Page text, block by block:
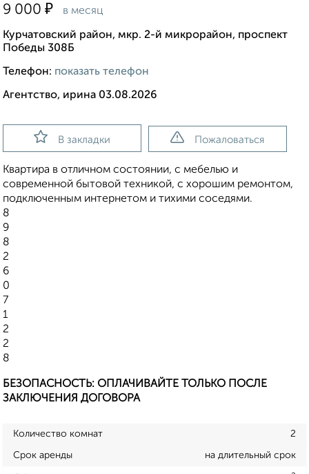
9 000 ₽ в месяц
Курчатовский район, мкр. 2-й микрорайон, проспект
Победы 308Б
Телефон: показать телефон
Агентство, ирина 03.08.2026
В закладки Пожаловаться
Квартира в отличном состоянии, с мебелью и
современной бытовой техникой, с хорошим ремонтом,
подключенным интернетом и тихими соседями.
8
9
8
2
6
0
7
1
2
2
8
БЕЗОПАСНОСТЬ: ОПЛАЧИВАЙТЕ ТОЛЬКО ПОСЛЕ
ЗАКЛЮЧЕНИЯ ДОГОВОРА
Количество комнат 2
Срок аренды на длительный срок